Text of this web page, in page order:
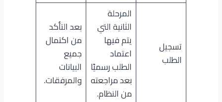
تسجيل
الطلب
المرحلة
الثانية التي
يتم فيها
اعتماد
الطلب رسميًا
بعد مراجعته
من النظام.
بعد التأكد
من اكتمال
جميع
البيانات
والمرفقات.